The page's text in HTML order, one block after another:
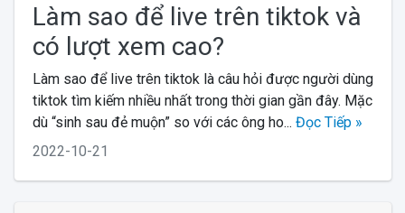
Làm sao để live trên tiktok và
có lượt xem cao?
Làm sao để live trên tiktok là câu hỏi được người dùng
tiktok tìm kiếm nhiều nhất trong thời gian gần đây. Mặc
dù “sinh sau đẻ muộn” so với các ông ho... Đọc Tiếp »
2022-10-21